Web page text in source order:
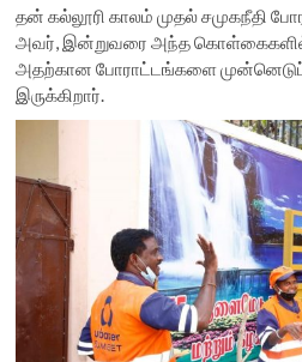
தன் கல்லூரி காலம் முதல் சமுகநீதி
அவர், இன்றுவரை அந்த கொள்கைகளில்
அதற்கான போராட்டங்களை
இருக்கிறார்.